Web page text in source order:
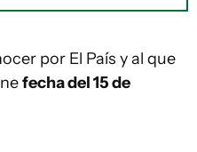
por El País y al que
fecha del 15 de